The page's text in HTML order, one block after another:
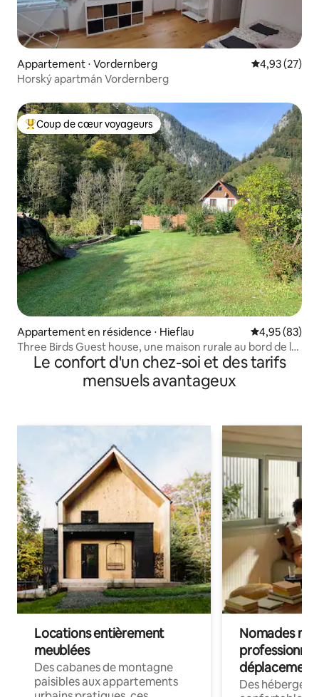
Appartement ⋅ Vordernberg Évaluation
4,93 (27)
Horský apartmán Vordernberg
Coups de cœur voyageurs les plus appréciés
Coup de cœur voyageurs
Appartement en résidence ⋅ Hieflau Évaluation
4,95 (83)
Three Birds Guest house, une maison rurale au bord de la
rivière
Le confort d'un chez-soi et des tarifs
mensuels avantageux
Locations entièrement
meublées
Des cabanes de montagne
paisibles aux appartements
Nomades
déplacement
Des